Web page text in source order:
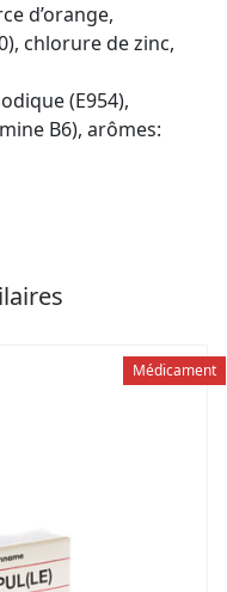
d’orange,
chlorure de zinc,
(E954),
B6), arômes:
Médicament